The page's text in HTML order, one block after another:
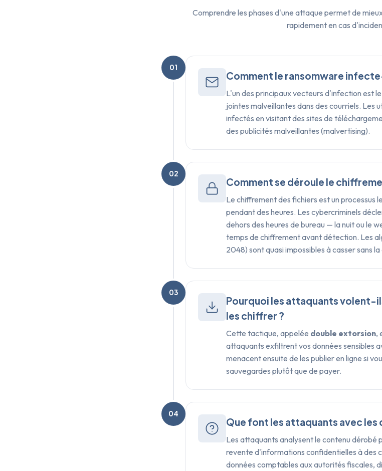
Comprendre les phases d'une attaque permet de
rapidement en cas
01
Comment le ransomware
L'un des principaux vecteurs d'infection est le
jointes malveillantes dans des courriels. Les
infectés en visitant des sites de
des publicités malveillantes (malvertising).
02
Comment se déroule le
Le chiffrement des fichiers est un processus
pendant des heures. Les cybercriminels
dehors des heures de bureau — la nuit ou le
temps de chiffrement avant détection. Les
2048) sont quasi impossibles à casser sans la
03
Pourquoi les attaquants volent-
les chiffrer ?
Cette tactique, appelée double extorsion,
attaquants exfiltrent vos données sensibles
menacent ensuite de les publier en ligne si
sauvegardes plutôt que de payer.
04
Que font les attaquants avec les
Les attaquants analysent le contenu dérobé
revente d'informations confidentielles à des
données comptables aux autorités fiscales,